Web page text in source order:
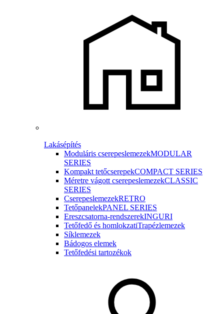
Lakásépítés
Moduláris cserepeslemezekMODULAR
SERIES
Kompakt tetőcserepekCOMPACT SERIES
Méretre vágott cserepeslemezekCLASSIC
SERIES
CserepeslemezekRETRO
TetőpanelekPANEL SERIES
Ereszcsatorna-rendszerekINGURI
Tetőfedő és homlokzatiTrapézlemezek
Síklemezek
Bádogos elemek
Tetőfedési tartozékok